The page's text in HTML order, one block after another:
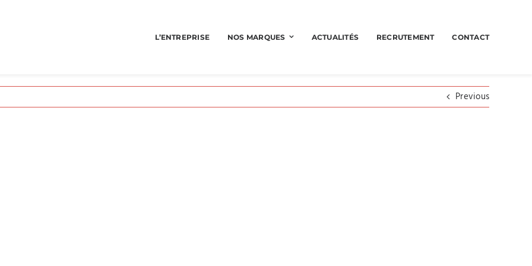
L’ENTREPRISE NOS MARQUES ACTUALITÉS RECRUTEMENT CONTACT
Previous